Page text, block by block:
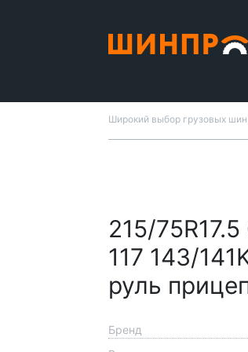
Широкий выбор грузовых
215/
117 143/
руль
Бренд